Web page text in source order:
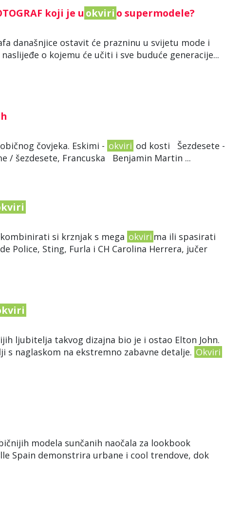
koji je u okviri o supermodele?
današnjice ostavit će prazninu u svijetu mode i
o kojemu će učiti i sve buduće generacije...
čovjeka. Eskimi - okviri od kosti Šezdesete -
/ šezdesete, Francuska Benjamin Martin ...
si krznjak s mega okviri ma ili spasirati
Police, Sting, Furla i CH Carolina Herrera, jučer
ljubitelja takvog dizajna bio je i ostao Elton John.
naglaskom na ekstremno zabavne detalje. Okviri
modela sunčanih naočala za lookbook
Spain demonstrira urbane i cool trendove, dok